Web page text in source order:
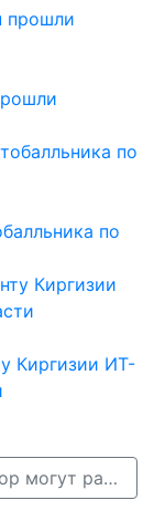
по
Киргизии ИТ-
Договор могут расторгнуть с подрядчиком работ Нижегородской станции аэрации →